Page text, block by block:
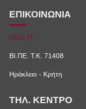
ΕΠΙΚΟΙΝΩΝΙΑ
Οδός Η
ΒΙ.ΠΕ. Τ.Κ. 71408
Ηράκλειο - Κρήτη
ΤΗΛ. ΚΕΝΤΡΟ